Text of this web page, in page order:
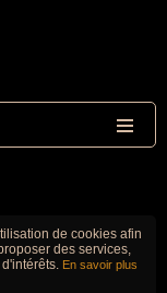
de cookies afin
des services,
En savoir plus